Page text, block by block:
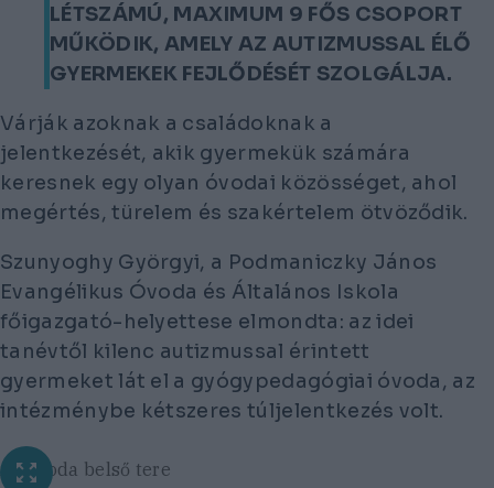
LÉTSZÁMÚ, MAXIMUM 9 FŐS CSOPORT
MŰKÖDIK, AMELY AZ AUTIZMUSSAL ÉLŐ
GYERMEKEK FEJLŐDÉSÉT SZOLGÁLJA.
Várják azoknak a családoknak a
jelentkezését, akik gyermekük számára
keresnek egy olyan óvodai közösséget, ahol
megértés, türelem és szakértelem ötvöződik.
Szunyoghy Györgyi, a Podmaniczky János
Evangélikus Óvoda és Általános Iskola
főigazgató-helyettese elmondta: az idei
tanévtől kilenc autizmussal érintett
gyermeket lát el a gyógypedagógiai óvoda, az
intézménybe kétszeres túljelentkezés volt.
Az óvoda belső tere